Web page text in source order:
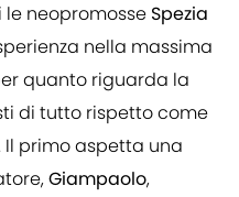
le neopromosse Spezia
nella massima
quanto riguarda la
di tutto rispetto come
Il primo aspetta una
Giampaolo,